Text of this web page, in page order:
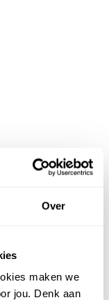
Over
maken we
jou. Denk aan